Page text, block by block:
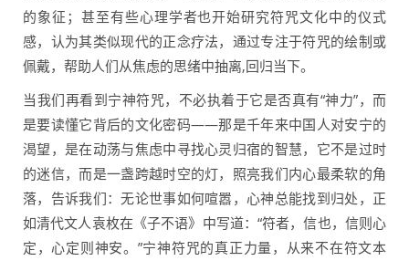
的象征；甚至有些心理学者也开始研究符咒文化中的仪式
感，认为其类似现代的正念疗法，通过专注于符咒的绘制或
佩戴，帮助人们从焦虑的思绪中抽离,回归当下。
当我们再看到宁神符咒，不必执着于它是否真有“神力”，而
是要读懂它背后的文化密码——那是千年来中国人对安宁的
渴望，是在动荡与焦虑中寻找心灵归宿的智慧，它不是过时
的迷信，而是一盏跨越时空的灯，照亮我们内心最柔软的角
落，告诉我们：无论世事如何喧嚣，心神总能找到归处，正
如清代文人袁枚在《子不语》中写道：“符者，信也，信则心
定，心定则神安。”宁神符咒的真正力量，从来不在符文本